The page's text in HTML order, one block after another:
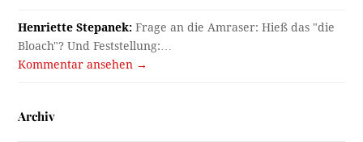
Henriette Stepanek: Frage an die Amraser: Hieß das "die
Bloach"? Und Feststellung:…
Kommentar ansehen →
Archiv